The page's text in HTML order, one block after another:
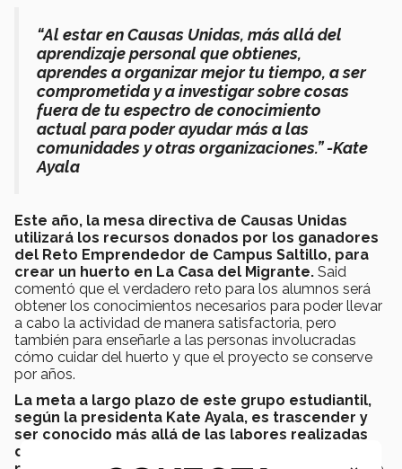
“Al estar en Causas Unidas, más allá del
aprendizaje personal que obtienes,
aprendes a organizar mejor tu tiempo, a ser
comprometida y a investigar sobre cosas
fuera de tu espectro de conocimiento
actual para poder ayudar más a las
comunidades y otras organizaciones.” -Kate
Ayala
Este año, la mesa directiva de Causas Unidas
utilizará los recursos donados por los ganadores
del Reto Emprendedor de Campus Saltillo, para
crear un huerto en La Casa del Migrante. Said
comentó que el verdadero reto para los alumnos será
obtener los conocimientos necesarios para poder llevar
a cabo la actividad de manera satisfactoria, pero
también para enseñarle a las personas involucradas
cómo cuidar del huerto y que el proyecto se conserve
por años.
La meta a largo plazo de este grupo estudiantil,
según la presidenta Kate Ayala, es trascender y
ser conocido más allá de las labores realizadas
dentro del Tec de Monterrey, e inspirar a más